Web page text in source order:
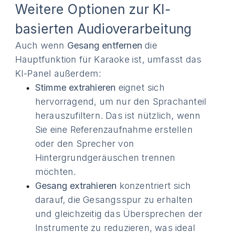
Weitere Optionen zur KI-
basierten Audioverarbeitung
Auch wenn Gesang entfernen die
Hauptfunktion für Karaoke ist, umfasst das
KI-Panel außerdem:
Stimme extrahieren eignet sich
hervorragend, um nur den Sprachanteil
herauszufiltern. Das ist nützlich, wenn
Sie eine Referenzaufnahme erstellen
oder den Sprecher von
Hintergrundgeräuschen trennen
möchten.
Gesang extrahieren konzentriert sich
darauf, die Gesangsspur zu erhalten
und gleichzeitig das Übersprechen der
Instrumente zu reduzieren, was ideal